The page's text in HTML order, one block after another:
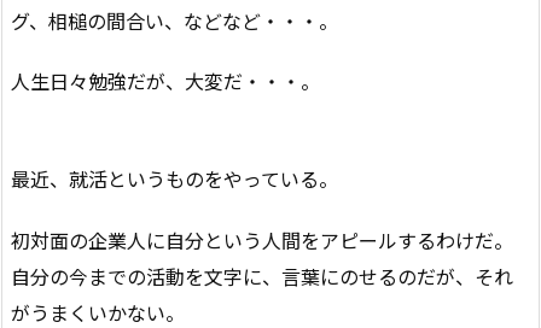
グ、相槌の間合い、などなど・・・。
人生日々勉強だが、大変だ・・・。
最近、就活というものをやっている。
初対面の企業人に自分という人間をアピールするわけだ。
自分の今までの活動を文字に、言葉にのせるのだが、それ
がうまくいかない。